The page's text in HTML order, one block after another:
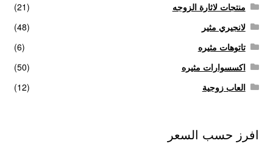
منتجات لاثارة الزوجه
(21)
لانجيري مثير
(48)
تاتوهات مثيره
(6)
اكسسوارات مثيره
(50)
العاب زوجية
(12)
افرز حسب السعر